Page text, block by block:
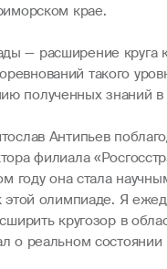
крае.
— расширение круга
такого
полученных знаний в
Антипьев
филиала
году она стала
олимпиаде. Я
кругозор в
о реальном состоянии